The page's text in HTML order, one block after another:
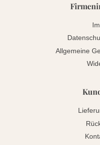
Allgemeine